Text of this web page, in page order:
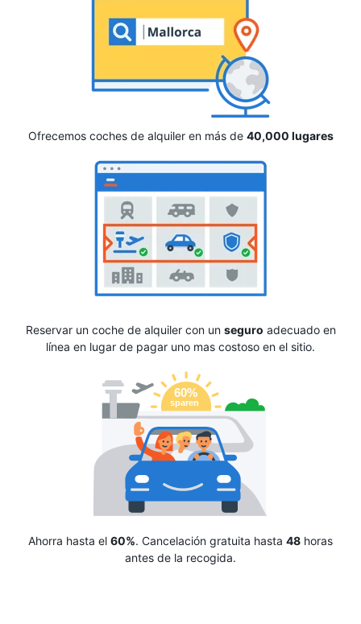
Ofrecemos coches de alquiler en más de 40,000 lugares
Reservar un coche de alquiler con un seguro adecuado en
línea en lugar de pagar uno mas costoso en el sitio.
Ahorra hasta el 60%. Cancelación gratuita hasta 48 horas
antes de la recogida.